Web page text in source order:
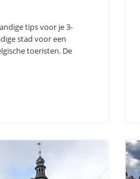
tips voor je 3-
stad voor een
toeristen. De